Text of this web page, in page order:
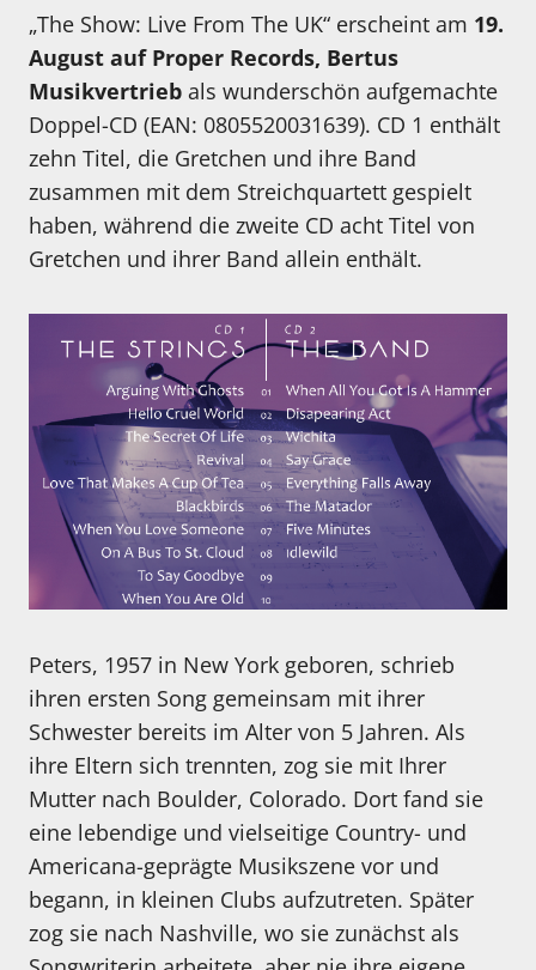
„The Show: Live From The UK“ erscheint am 19.
August auf Proper Records, Bertus
Musikvertrieb als wunderschön aufgemachte
Doppel-CD (EAN: 0805520031639). CD 1 enthält
zehn Titel, die Gretchen und ihre Band
zusammen mit dem Streichquartett gespielt
haben, während die zweite CD acht Titel von
Gretchen und ihrer Band allein enthält.
Peters, 1957 in New York geboren, schrieb
ihren ersten Song gemeinsam mit ihrer
Schwester bereits im Alter von 5 Jahren. Als
ihre Eltern sich trennten, zog sie mit Ihrer
Mutter nach Boulder, Colorado. Dort fand sie
eine lebendige und vielseitige Country- und
Americana-geprägte Musikszene vor und
begann, in kleinen Clubs aufzutreten. Später
zog sie nach Nashville, wo sie zunächst als